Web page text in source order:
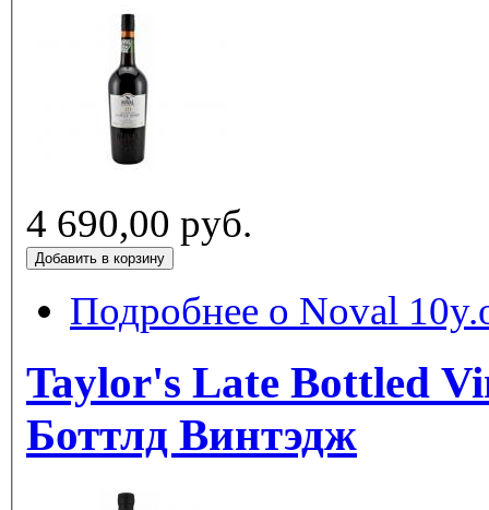
4 690,00 руб.
Подробнее о Noval
Taylor's Late Bottled Vintage /
Боттлд Винтэдж